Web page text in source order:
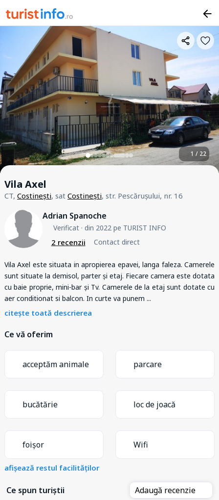
1 / 22
Vila Axel
CT, Costinești, sat Costinești, str. Pescărușului, nr. 16
Adrian Spanoche
Verificat· din 2022 pe TURIST INFO
2 recenzii Contact direct
Vila Axel este situata in apropierea epavei, langa faleza. Camerele
sunt situate la demisol, parter și etaj. Fiecare camera este dotata
cu baie proprie, mini-bar și Tv. Camerele de la etaj sunt dotate cu
aer conditionat si balcon. In curte va punem ...
citește toată descrierea
Ce vă oferim
acceptăm animale parcare
bucătărie loc de joacă
foișor Wifi
afișează restul facilităților
Ce spun turiștii Adaugă recenzie